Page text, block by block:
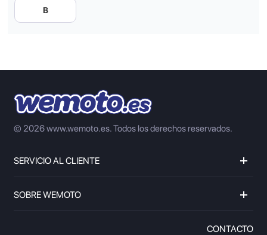
B
© 2026 www.wemoto.es.Todos los derechos reservados.
SERVICIO AL CLIENTE
SOBRE WEMOTO
CONTACTO